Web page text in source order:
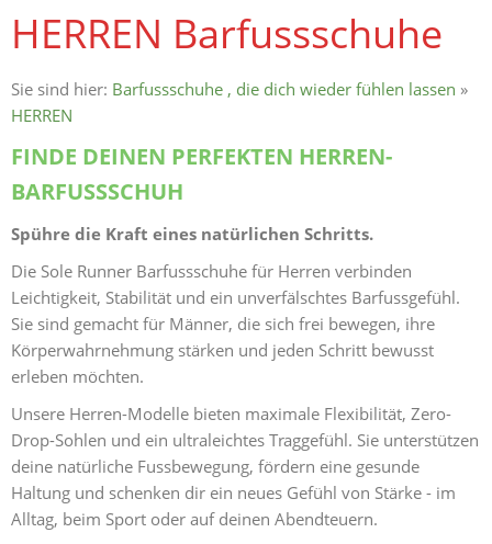
HERREN Barfussschuhe
Sie sind hier: Barfussschuhe , die dich wieder fühlen lassen »
HERREN
FINDE DEINEN PERFEKTEN HERREN-
BARFUSSSCHUH
Spühre die Kraft eines natürlichen Schritts.
Die Sole Runner Barfussschuhe für Herren verbinden
Leichtigkeit, Stabilität und ein unverfälschtes Barfussgefühl.
Sie sind gemacht für Männer, die sich frei bewegen, ihre
Körperwahrnehmung stärken und jeden Schritt bewusst
erleben möchten.
Unsere Herren-Modelle bieten maximale Flexibilität, Zero-
Drop-Sohlen und ein ultraleichtes Traggefühl. Sie unterstützen
deine natürliche Fussbewegung, fördern eine gesunde
Haltung und schenken dir ein neues Gefühl von Stärke - im
Alltag, beim Sport oder auf deinen Abendteuern.